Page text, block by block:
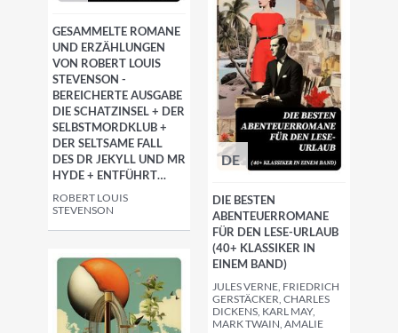
GESAMMELTE ROMANE
UND ERZÄHLUNGEN
VON ROBERT LOUIS
STEVENSON -
BEREICHERTE AUSGABE
DIE SCHATZINSEL + DER
SELBSTMORDKLUB +
DER SELTSAME FALL
DES DR JEKYLL UND MR
HYDE + ENTFÜHRT…
ROBERT LOUIS
STEVENSON
DE
DIE BESTEN
ABENTEUERROMANE
FÜR DEN LESE-URLAUB
(40+ KLASSIKER IN
EINEM BAND)
JULES VERNE, FRIEDRICH
GERSTÄCKER, CHARLES
DICKENS, KARL MAY,
MARK TWAIN, AMALIE